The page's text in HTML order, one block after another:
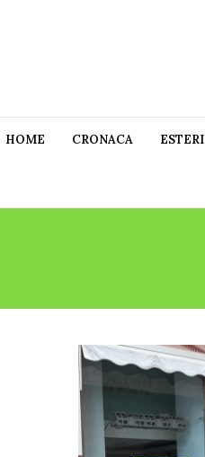
HOME CRONACA ESTERI